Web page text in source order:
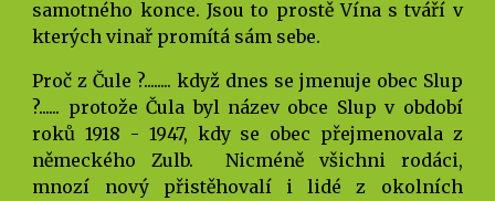
samotného konce. Jsou to prostě Vína s tváří v
kterých vinař promítá sám sebe.
Proč z Čule ?........ když dnes se jmenuje obec Slup
?...... protože Čula byl název obce Slup v období
roků 1918 - 1947, kdy se obec přejmenovala z
německého Zulb. Nicméně všichni rodáci,
mnozí nový přistěhovalí i lidé z okolních